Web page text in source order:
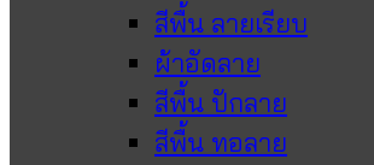
สีพื้น ลายเรียบ
ผ้าอัดลาย
สีพื้น ปักลาย
สีพื้น ทอลาย